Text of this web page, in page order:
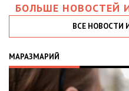
БОЛЬШЕ НОВОСТЕЙ
ВСЕ НОВОСТИ
МАРАЗМАРИЙ